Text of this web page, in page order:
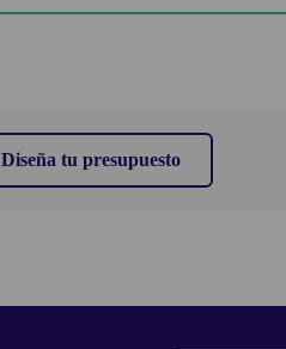
Diseña tu presupuesto